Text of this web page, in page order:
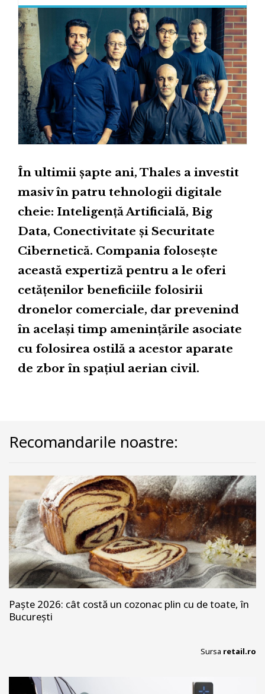
În ultimii șapte ani, Thales a investit
masiv în patru tehnologii digitale
cheie: Inteligență Artificială, Big
Data, Conectivitate și Securitate
Cibernetică. Compania folosește
această expertiză pentru a le oferi
cetățenilor beneficiile folosirii
dronelor comerciale, dar prevenind
în același timp amenințările asociate
cu folosirea ostilă a acestor aparate
de zbor în spațiul aerian civil.
Recomandarile noastre:
Paște 2026: cât costă un cozonac plin cu de toate, în
București
Sursa retail.ro